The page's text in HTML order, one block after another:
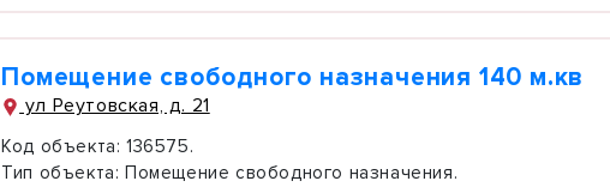
Помещение свободного назначения 140 м.кв
ул Реутовская, д. 21
Код объекта: 136575.
Тип объекта: Помещение свободного назначения.